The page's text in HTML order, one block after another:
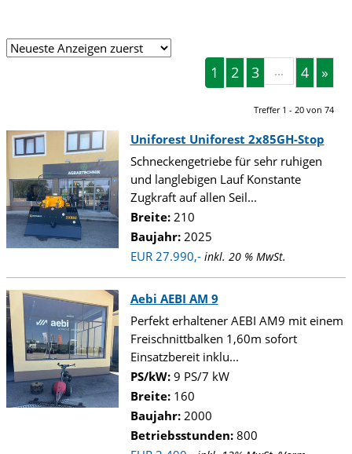
1 2 3 ... 4 »
Treffer 1 - 20 von 74
Uniforest Uniforest 2x85GH-Stop
Schneckengetriebe für sehr ruhigen
und langlebigen Lauf Konstante
Zugkraft auf allen Seil...
Breite:210
Baujahr:2025
EUR 27.990,- inkl. 20 % MwSt.
Aebi AEBI AM 9
Perfekt erhaltener AEBI AM9 mit einem
Freischnittbalken 1,60m sofort
Einsatzbereit inklu...
PS/kW:9 PS/7 kW
Breite:160
Baujahr:2000
Betriebsstunden:800